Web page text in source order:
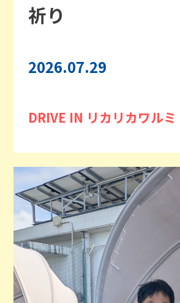
祈り
2026.07.29
DRIVE IN リカリカワルミ